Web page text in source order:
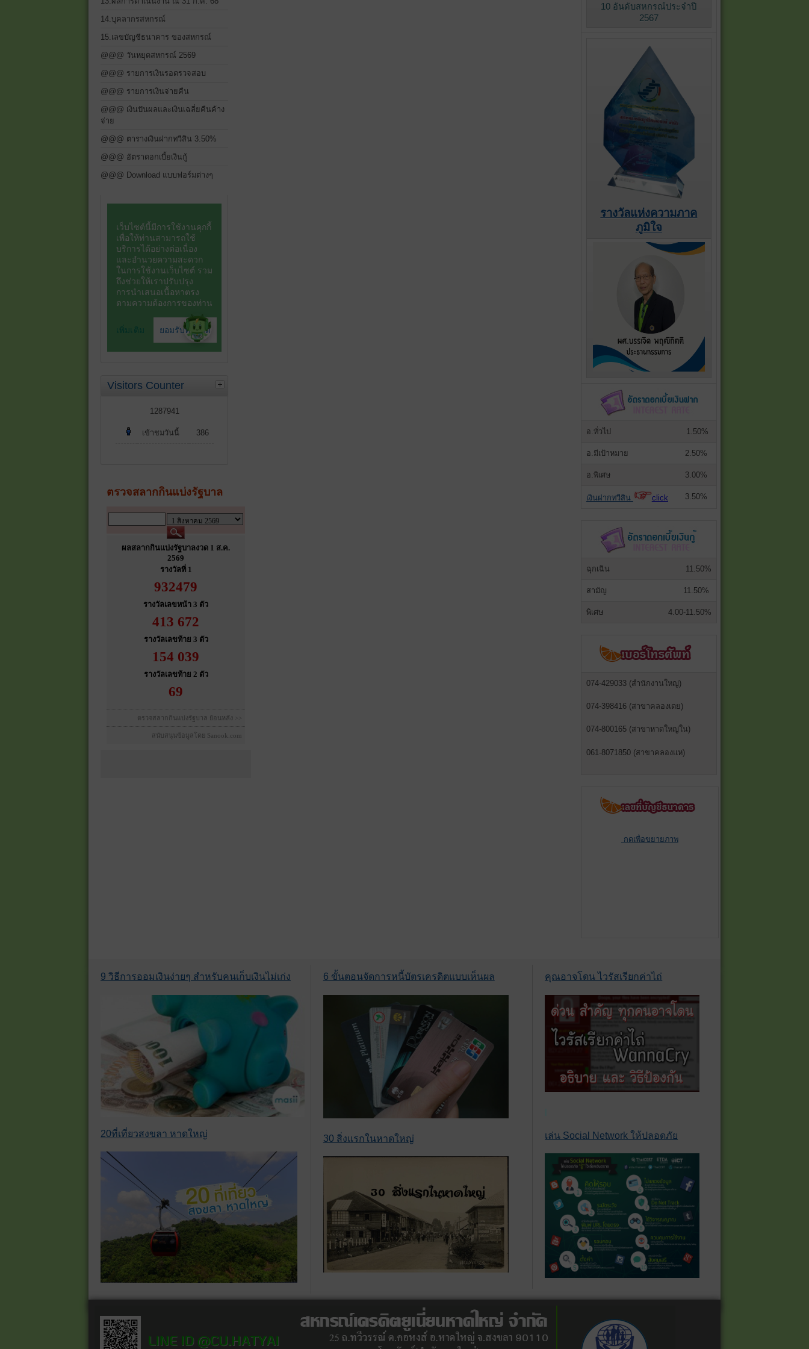
14.บุคลากรสหกรณ์
15.เลขบัญชีธนาคาร ของสหกรณ์
@@@ วันหยุดสหกรณ์ 2569
@@@ รายการเงินรอตรวจสอบ
@@@ รายการเงินจ่ายคืน
@@@ เงินปันผลและเงินเฉลี่ยคืนค้าง
จ่าย
@@@ ตารางเงินฝากทวีสิน 3.50%
@@@ อัตราดอกเบี้ยเงินกู้
@@@ Download แบบฟอร์มต่างๆ
Visitors Counter
1287941
เข้าชมวันนี้ 386
10 อันดับสหกรณ์ประจำปี
2567
รางวัลแห่งความภาค
ภูมิใจ
อ.ทั่วไป 1.50%
อ.มีเป้าหมาย 2.50%
อ.พิเศษ 3.00%
เงินฝากทวีสิน click 3.50%
ฉุกเฉิน 11.50%
สามัญ 11.50%
พิเศษ 4.00-11.50%
074-429033 (สำนักงานใหญ่)
074-398416 (สาขาคลองเตย)
074-800165 (สาขาหาดใหญ่ใน)
061-8071850 (สาขาคลองแห)
กดเพื่อขยายภาพ
9 วิธีการออมเงินง่ายๆ สำหรับคนเก็บเงินไม่เก่ง
20ที่เที่ยวสงขลา หาดใหญ่
6 ขั้นตอนจัดการหนี้บัตรเครดิตแบบเห็นผล
30 สิ่งแรกในหาดใหญ่
คุณอาจโดน ไวรัสเรียกค่าไถ่
เล่น Social Network ให้ปลอดภัย